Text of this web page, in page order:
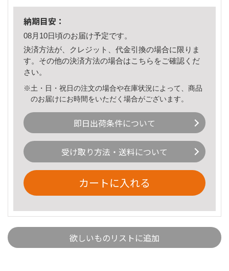
納期目安：
08月10日頃のお届け予定です。
決済方法が、クレジット、代金引換の場合に限りま
す。その他の決済方法の場合はこちら をご確認くだ
さい。
※土・日・祝日の注文の場合や在庫状況によって、商品
のお届けにお時間をいただく場合がございます。
即日出荷条件について
受け取り方法・送料について
カートに入れる
欲しいものリストに追加